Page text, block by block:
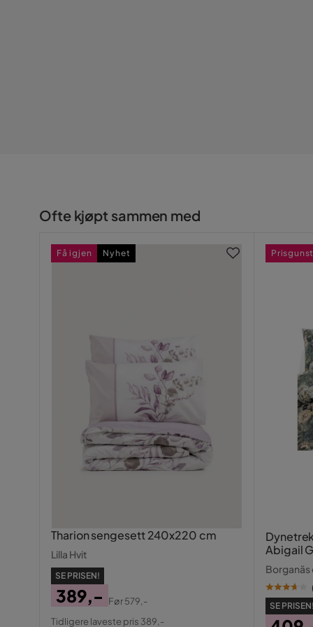
Ofte kjøpt sammen med
Tharion sengesett 240x220 cm
Lilla Hvit
SE PRISEN!
Pris
389,-
Original
Før579,-
Tidligere laveste pris 389,-
Få igjen Nyhet
Abigail
SE PRISEN!